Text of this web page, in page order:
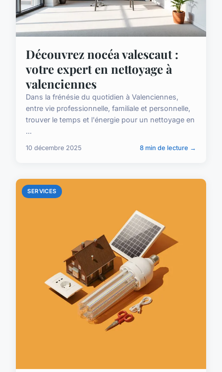
Découvrez nocéa valescaut :
votre expert en nettoyage à
valenciennes
Dans la frénésie du quotidien à Valenciennes,
entre vie professionnelle, familiale et personnelle,
trouver le temps et l'énergie pour un nettoyage en
...
10 décembre 2025 8 min de lecture →
SERVICES